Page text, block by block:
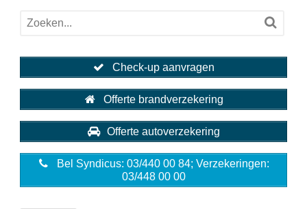
Check-up aanvragen
Offerte brandverzekering
Offerte autoverzekering
Bel Syndicus: 03/440 00 84; Verzekeringen:
03/448 00 00